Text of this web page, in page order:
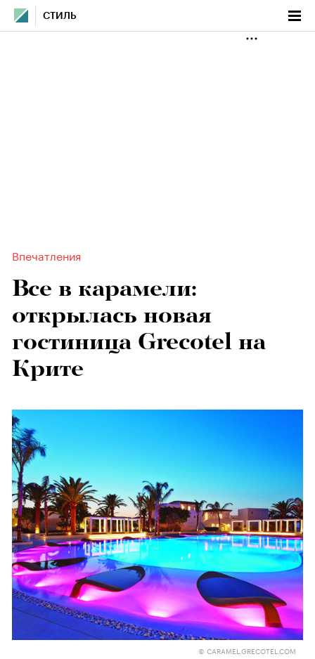
СТИЛЬ
Впечатления
Все в карамели:
открылась новая
гостиница Grecotel на
Крите
© CARAMEL.GRECOTEL.COM